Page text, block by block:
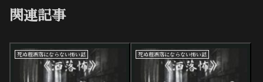
関連記事
死ぬ程洒落にならない怖い話 死ぬ程洒落にならない怖い話